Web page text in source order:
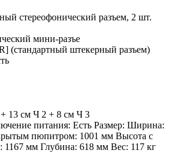
стереофонический разъем, 2 шт.
мини-разъе
(стандартный штекерный разъем)
13 см Ч 2 + 8 см Ч 3
питания: Есть Размер: Ширина:
пюпитром: 1001 мм Высота с
мм Глубина: 618 мм Вес: 117 кг